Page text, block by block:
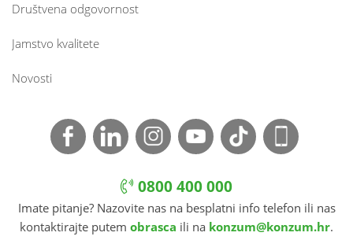
Društvena odgovornost
Jamstvo kvalitete
Novosti
0800 400 000
Imate pitanje? Nazovite nas na besplatni info telefon ili nas
kontaktirajte putem obrasca ili na konzum@konzum.hr.